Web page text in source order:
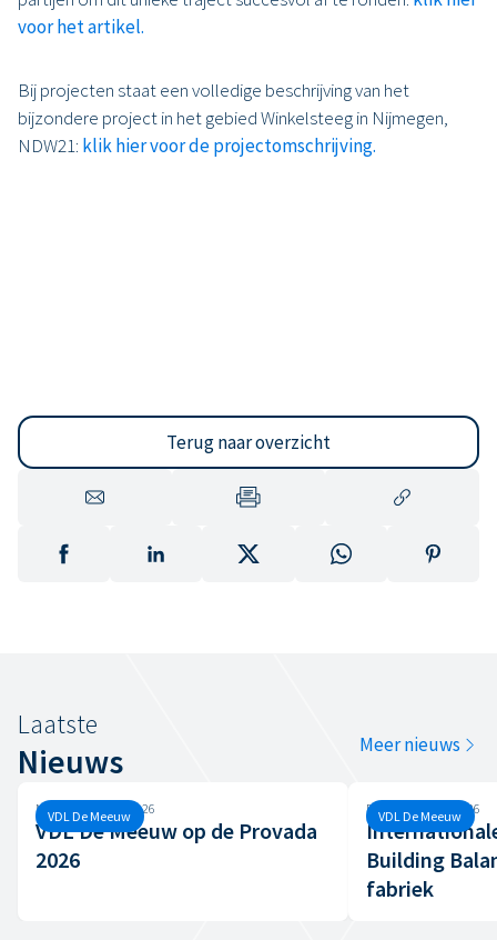
voor het artikel.
Bij projecten staat een volledige beschrijving van het
bijzondere project in het gebied Winkelsteeg in Nijmegen,
NDW21: klik hier voor de projectomschrijving.
Terug naar overzicht
Laatste
Nieuws Meer nieuws
VDL De Meeuw
Maandag, 8 juni, 2026
VDL De Meeuw op de Provada
2026
VDL De Meeuw
Dinsdag, 7 april, 2026
Building
fabriek